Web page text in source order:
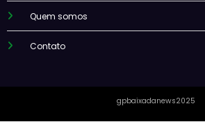
Quem somos
Contato
gpbaixadanews2025